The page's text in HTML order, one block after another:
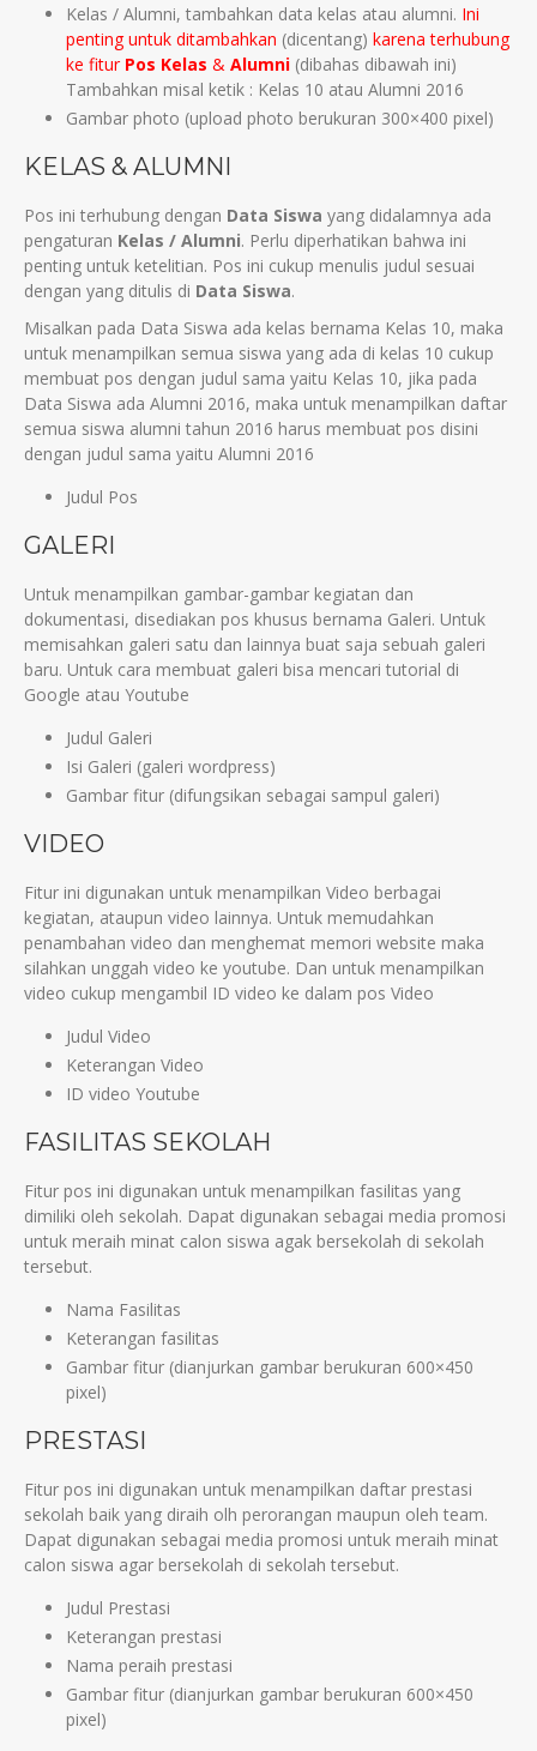
Kelas / Alumni, tambahkan data kelas atau alumni. Ini
penting untuk ditambahkan (dicentang) karena terhubung
ke fitur Pos Kelas & Alumni (dibahas dibawah ini)
Tambahkan misal ketik : Kelas 10 atau Alumni 2016
Gambar photo (upload photo berukuran 300×400 pixel)
KELAS & ALUMNI
Pos ini terhubung dengan Data Siswa yang didalamnya ada
pengaturan Kelas / Alumni. Perlu diperhatikan bahwa ini
penting untuk ketelitian. Pos ini cukup menulis judul sesuai
dengan yang ditulis di Data Siswa.
Misalkan pada Data Siswa ada kelas bernama Kelas 10, maka
untuk menampilkan semua siswa yang ada di kelas 10 cukup
membuat pos dengan judul sama yaitu Kelas 10, jika pada
Data Siswa ada Alumni 2016, maka untuk menampilkan daftar
semua siswa alumni tahun 2016 harus membuat pos disini
dengan judul sama yaitu Alumni 2016
Judul Pos
GALERI
Untuk menampilkan gambar-gambar kegiatan dan
dokumentasi, disediakan pos khusus bernama Galeri. Untuk
memisahkan galeri satu dan lainnya buat saja sebuah galeri
baru. Untuk cara membuat galeri bisa mencari tutorial di
Google atau Youtube
Judul Galeri
Isi Galeri (galeri wordpress)
Gambar fitur (difungsikan sebagai sampul galeri)
VIDEO
Fitur ini digunakan untuk menampilkan Video berbagai
kegiatan, ataupun video lainnya. Untuk memudahkan
penambahan video dan menghemat memori website maka
silahkan unggah video ke youtube. Dan untuk menampilkan
video cukup mengambil ID video ke dalam pos Video
Judul Video
Keterangan Video
ID video Youtube
FASILITAS SEKOLAH
Fitur pos ini digunakan untuk menampilkan fasilitas yang
dimiliki oleh sekolah. Dapat digunakan sebagai media promosi
untuk meraih minat calon siswa agak bersekolah di sekolah
tersebut.
Nama Fasilitas
Keterangan fasilitas
Gambar fitur (dianjurkan gambar berukuran 600×450
pixel)
PRESTASI
Fitur pos ini digunakan untuk menampilkan daftar prestasi
sekolah baik yang diraih olh perorangan maupun oleh team.
Dapat digunakan sebagai media promosi untuk meraih minat
calon siswa agar bersekolah di sekolah tersebut.
Judul Prestasi
Keterangan prestasi
Nama peraih prestasi
Gambar fitur (dianjurkan gambar berukuran 600×450
pixel)